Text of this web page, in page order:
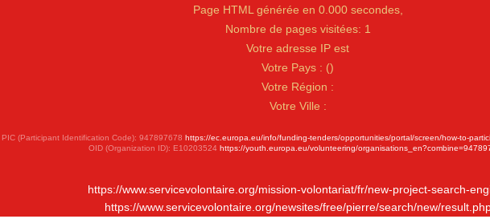
Page HTML générée en 0.000 secondes,
Nombre de pages visitées: 1
Votre adresse IP est
Votre Pays : ()
Votre Région :
Votre Ville :
PIC (Participant Identification Code): 947897678 https://ec.europa.eu/info/funding-tenders/opportunities/portal/screen/how-to-
OID (Organization ID): E10203524https://youth.europa.eu/volunteering/
https://www.servicevolontaire.org/mission-volontariat/fr/new-project-search-
https://www.servicevolontaire.org/newsites/free/pierre/search/new/